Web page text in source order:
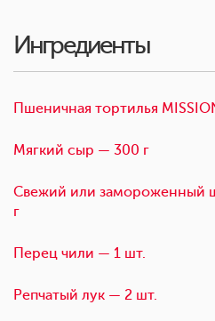
Ингредиенты
Пшеничная тортилья
Мягкий сыр — 300 г
Свежий или замороженный
г
Перец чили — 1 шт.
Репчатый лук — 2 шт.